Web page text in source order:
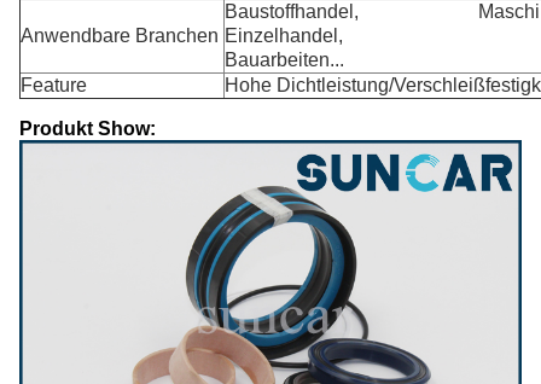
Anwendbare Branchen
Baustoffhandel,
Einzelhandel,
Bauarbeiten...
Feature
Hohe Dichtleistung/
Produkt Show: